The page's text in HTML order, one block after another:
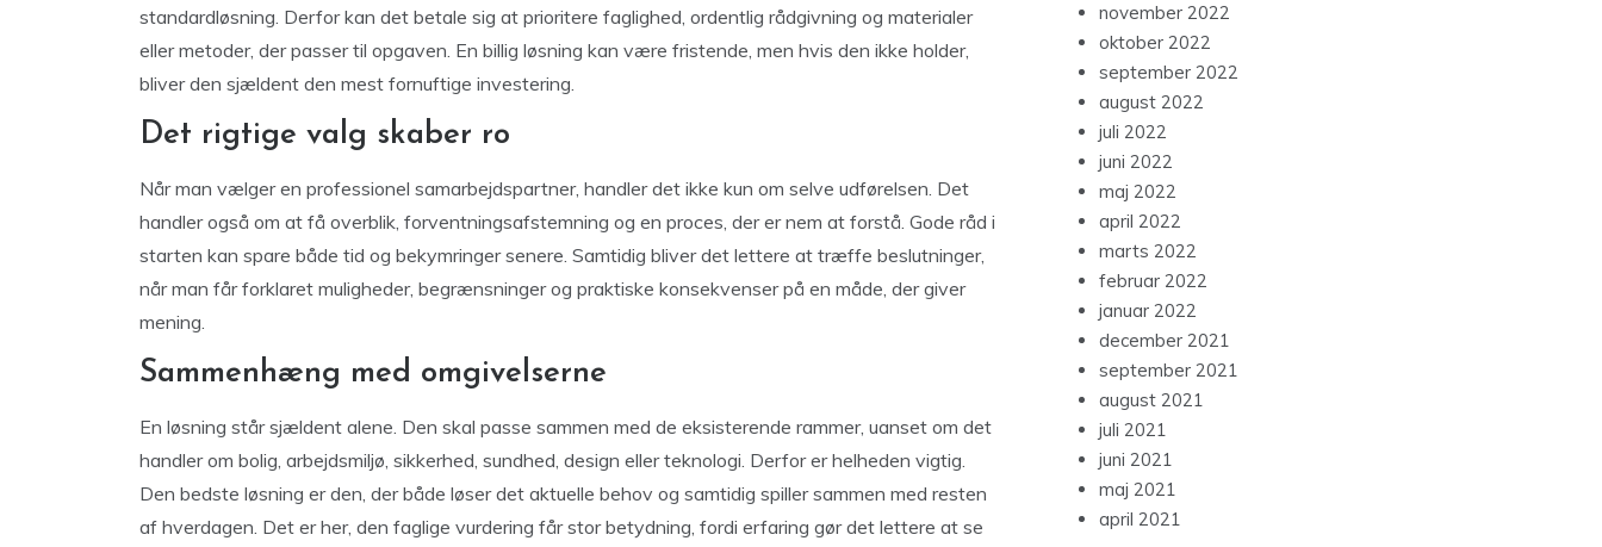
standardløsning. Derfor kan det betale sig at prioritere faglighed, ordentlig rådgivning og materialer
eller metoder, der passer til opgaven. En billig løsning kan være fristende, men hvis den ikke holder,
bliver den sjældent den mest fornuftige investering.
Det rigtige valg skaber ro
Når man vælger en professionel samarbejdspartner, handler det ikke kun om selve udførelsen. Det
handler også om at få overblik, forventningsafstemning og en proces, der er nem at forstå. Gode råd i
starten kan spare både tid og bekymringer senere. Samtidig bliver det lettere at træffe beslutninger,
når man får forklaret muligheder, begrænsninger og praktiske konsekvenser på en måde, der giver
mening.
Sammenhæng med omgivelserne
En løsning står sjældent alene. Den skal passe sammen med de eksisterende rammer, uanset om det
handler om bolig, arbejdsmiljø, sikkerhed, sundhed, design eller teknologi. Derfor er helheden vigtig.
Den bedste løsning er den, der både løser det aktuelle behov og samtidig spiller sammen med resten
af hverdagen. Det er her, den faglige vurdering får stor betydning, fordi erfaring gør det lettere at se
november 2022
oktober 2022
september 2022
august 2022
juli 2022
juni 2022
maj 2022
april 2022
marts 2022
februar 2022
januar 2022
december 2021
september 2021
august 2021
juli 2021
juni 2021
maj 2021
april 2021